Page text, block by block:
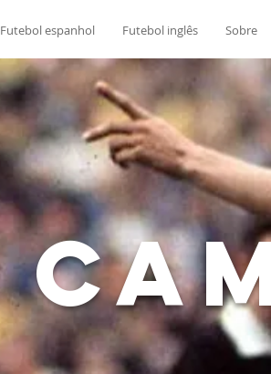
Futebol espanhol Futebol inglês Sobre